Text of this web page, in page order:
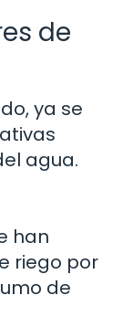
de
ya se
agua.
han
riego por
de